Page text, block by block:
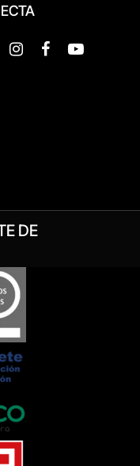
InstagramFacebookYouTube
DE